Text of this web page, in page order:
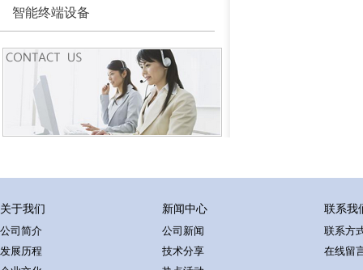
智能终端设备
关于我们
公司简介
发展历程
新闻中心
公司新闻
技术分享
联系我
联系方
在线留